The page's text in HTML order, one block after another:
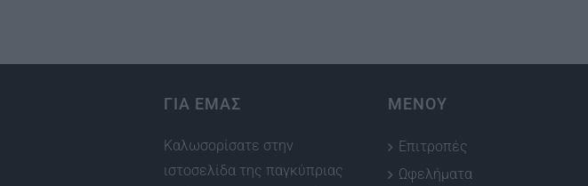
ΓΙΑ ΕΜΑΣ
Καλωσορίσατε στην
ιστοσελίδα της παγκύπριας
ΜΕΝΟΥ
Επιτροπές
Ωφελήματα